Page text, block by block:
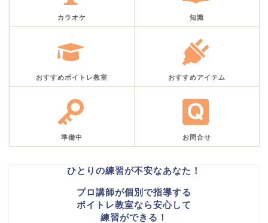
カラオケ 知識
おすすめボイトレ教室 おすすめアイテム
準備中 お問合せ
ひとりの練習が不安なあなた！
プロ講師が個別で指導する
ボイトレ教室なら安心して
練習ができる！